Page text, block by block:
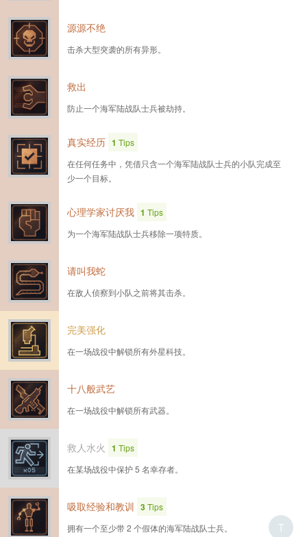
源源不绝
击杀大型突袭的所有异形。
救出
防止一个海军陆战队士兵被劫持。
真实经历 1 Tips
在任何任务中，凭借只含一个海军陆战队士兵的小队完成至
少一个目标。
心理学家讨厌我 1 Tips
为一个海军陆战队士兵移除一项特质。
请叫我蛇
在敌人侦察到小队之前将其击杀。
完美强化
在一场战役中解锁所有外星科技。
十八般武艺
在一场战役中解锁所有武器。
救人水火 1 Tips
在某场战役中保护 5 名幸存者。
吸取经验和教训 3Tips
拥有一个至少带 2 个假体的海军陆战队士兵。
T